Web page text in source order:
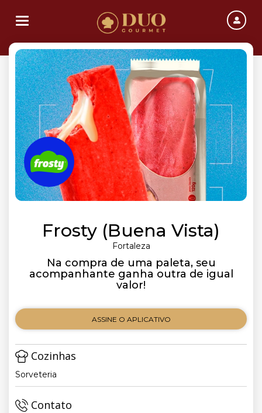
Toggle navigation
Frosty (Buena Vista)
Fortaleza
Na compra de uma paleta, seu
acompanhante ganha outra de igual
valor!
ASSINE O APLICATIVO
Cozinhas
Sorveteria
Contato